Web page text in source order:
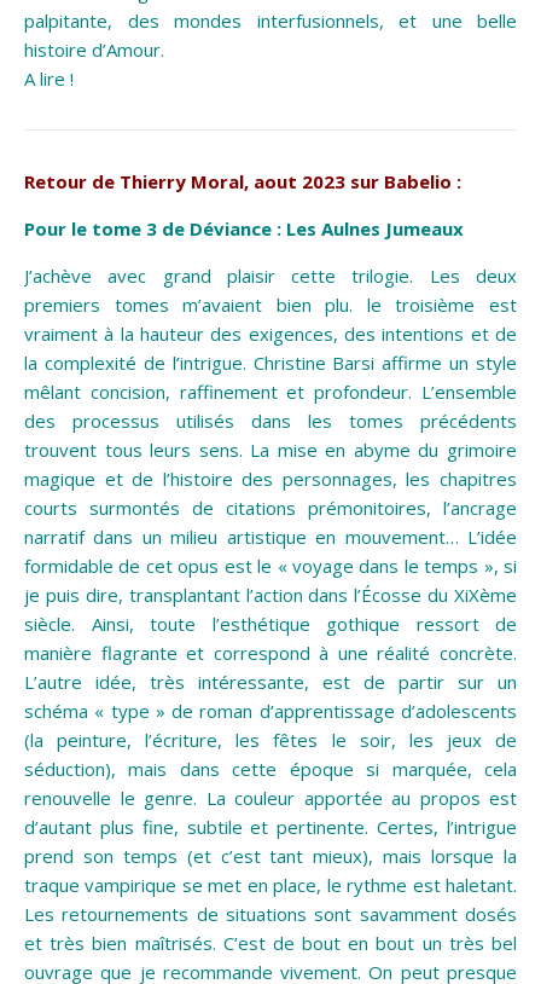
palpitante, des mondes interfusionnels, et une belle
histoire d’Amour.
A lire !
Retour de Thierry Moral, aout 2023 sur Babelio :
Pour le tome 3 de Déviance : Les Aulnes Jumeaux
J’achève avec grand plaisir cette trilogie. Les deux
premiers tomes m’avaient bien plu. le troisième est
vraiment à la hauteur des exigences, des intentions et de
la complexité de l’intrigue. Christine Barsi affirme un style
mêlant concision, raffinement et profondeur. L’ensemble
des processus utilisés dans les tomes précédents
trouvent tous leurs sens. La mise en abyme du grimoire
magique et de l’histoire des personnages, les chapitres
courts surmontés de citations prémonitoires, l’ancrage
narratif dans un milieu artistique en mouvement… L’idée
formidable de cet opus est le « voyage dans le temps », si
je puis dire, transplantant l’action dans l’Écosse du XiXème
siècle. Ainsi, toute l’esthétique gothique ressort de
manière flagrante et correspond à une réalité concrète.
L’autre idée, très intéressante, est de partir sur un
schéma « type » de roman d’apprentissage d’adolescents
(la peinture, l’écriture, les fêtes le soir, les jeux de
séduction), mais dans cette époque si marquée, cela
renouvelle le genre. La couleur apportée au propos est
d’autant plus fine, subtile et pertinente. Certes, l’intrigue
prend son temps (et c’est tant mieux), mais lorsque la
traque vampirique se met en place, le rythme est haletant.
Les retournements de situations sont savamment dosés
et très bien maîtrisés. C’est de bout en bout un très bel
ouvrage que je recommande vivement. On peut presque